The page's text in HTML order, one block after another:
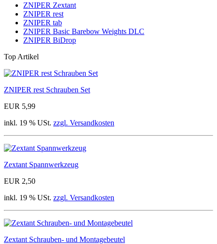
ZNIPER Zextant
ZNIPER rest
ZNIPER tab
ZNIPER Basic Barebow Weights DLC
ZNIPER BiDrop
Top Artikel
ZNIPER rest Schrauben Set
EUR 5,99
inkl. 19 % USt. zzgl. Versandkosten
Zextant Spannwerkzeug
EUR 2,50
inkl. 19 % USt. zzgl. Versandkosten
Zextant Schrauben- und Montagebeutel